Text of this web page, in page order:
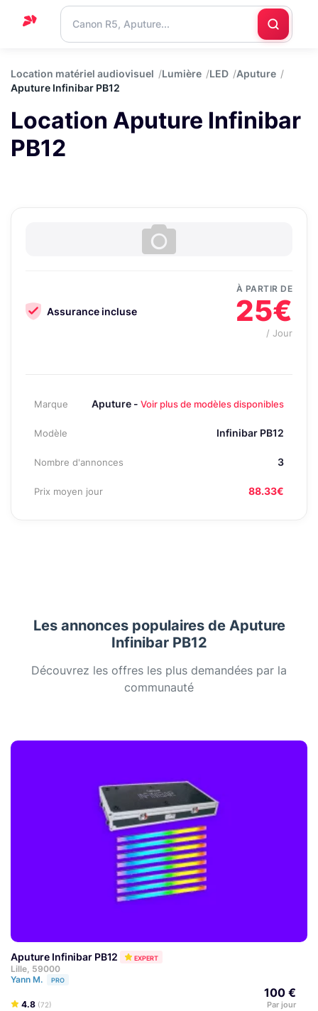
Support
Blog
Nous
contacter
Location matériel audiovisuel Lumière LED
Aputure
Aputure Infinibar PB12
Location Aputure Infinibar
PB12
Assurance incluse
À PARTIR DE
25€
/ Jour
Marque Aputure - Voir plus de modèles disponibles
Modèle Infinibar PB12
Nombre d'annonces 3
Prix moyen jour 88.33€
Les annonces populaires de Aputure
Infinibar PB12
Découvrez les offres les plus demandées par la
communauté
Aputure Infinibar PB12 EXPERT
Lille, 59000
Yann M.
PRO
4.8 (72)
100 €
Par jour